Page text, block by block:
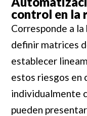
control en la
Corresponde a
definir matrices
establecer
estos riesgos en
individualmente
pueden